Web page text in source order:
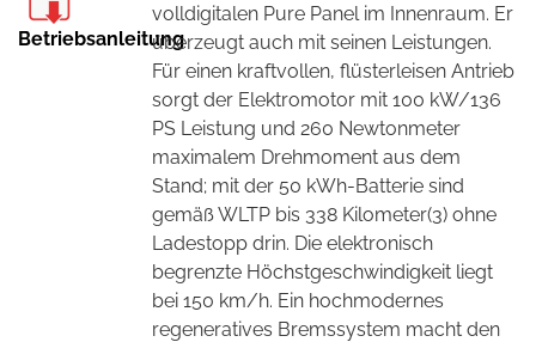
Betriebsanleitung
volldigitalen Pure Panel im Innenraum. Er
überzeugt auch mit seinen Leistungen.
Für einen kraftvollen, flüsterleisen Antrieb
sorgt der Elektromotor mit 100 kW/136
PS Leistung und 260 Newtonmeter
maximalem Drehmoment aus dem
Stand; mit der 50 kWh-Batterie sind
gemäß WLTP bis 338 Kilometer(3) ohne
Ladestopp drin. Die elektronisch
begrenzte Höchstgeschwindigkeit liegt
bei 150 km/h. Ein hochmodernes
regeneratives Bremssystem macht den